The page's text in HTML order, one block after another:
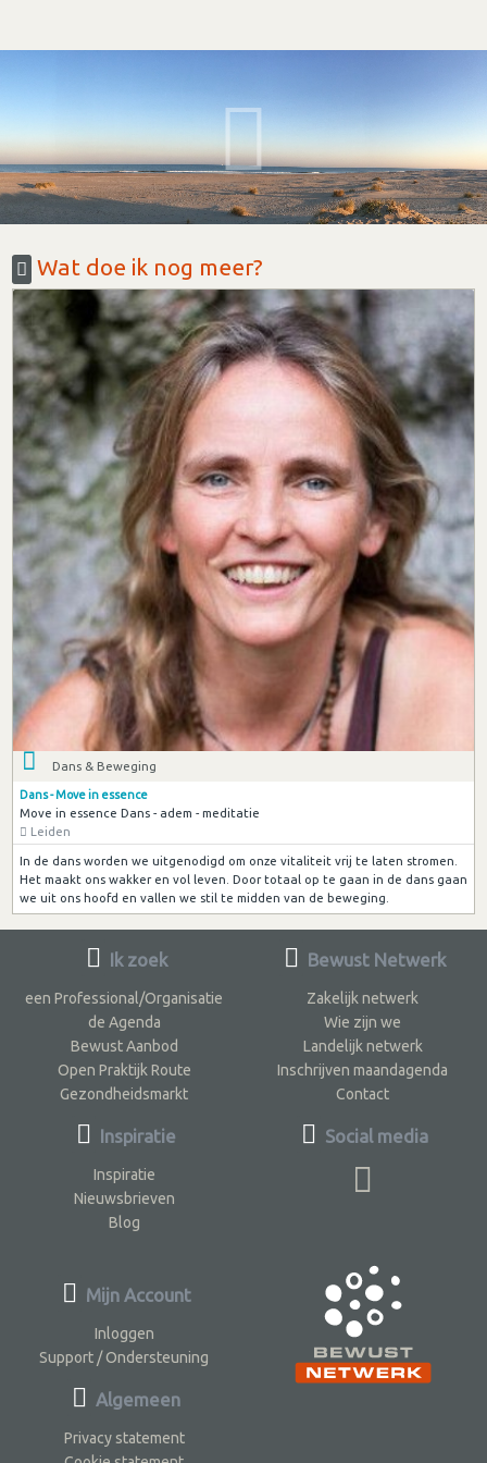
Wat doe ik nog meer?
Dans & Beweging
Dans - Move in essence
Move in essence Dans - adem - meditatie
Leiden
In de dans worden we uitgenodigd om onze vitaliteit vrij te laten stromen.
Het maakt ons wakker en vol leven. Door totaal op te gaan in de dans gaan
we uit ons hoofd en vallen we stil te midden van de beweging.
Ik zoek
een Professional/Organisatie
de Agenda
Bewust Aanbod
Open Praktijk Route
Gezondheidsmarkt
Inspiratie
Inspiratie
Nieuwsbrieven
Blog
Bewust Netwerk
Zakelijk netwerk
Wie zijn we
Landelijk netwerk
Inschrijven maandagenda
Contact
Social media
Mijn Account
Inloggen
Support / Ondersteuning
Algemeen
Privacy statement